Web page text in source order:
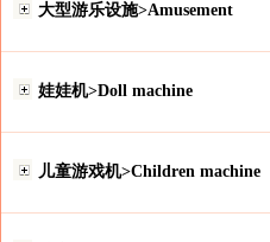
大型游乐设施>Amusement
娃娃机>Doll machine
儿童游戏机>Children machine